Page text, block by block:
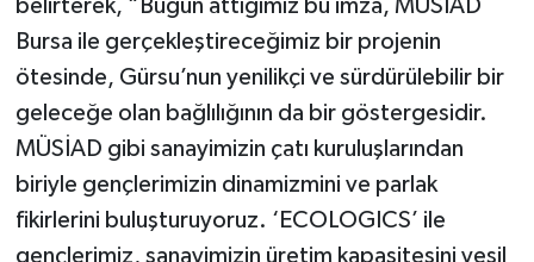
belirterek, “Bugün attığımız bu imza, MÜSİAD
Bursa ile gerçekleştireceğimiz bir projenin
ötesinde, Gürsu’nun yenilikçi ve sürdürülebilir bir
geleceğe olan bağlılığının da bir göstergesidir.
MÜSİAD gibi sanayimizin çatı kuruluşlarından
biriyle gençlerimizin dinamizmini ve parlak
fikirlerini buluşturuyoruz. ‘ECOLOGICS’ ile
gençlerimiz, sanayimizin üretim kapasitesini yeşil